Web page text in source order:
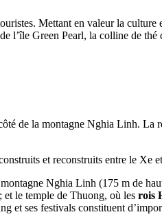
Mettant en valeur la
l’île Green Pearl, la colline de
de la montagne Nghia Linh. La
et reconstruits entre le Xe
Nghia Linh (175 m de
et le temple de Thuong, où les rois
ses festivals constituent